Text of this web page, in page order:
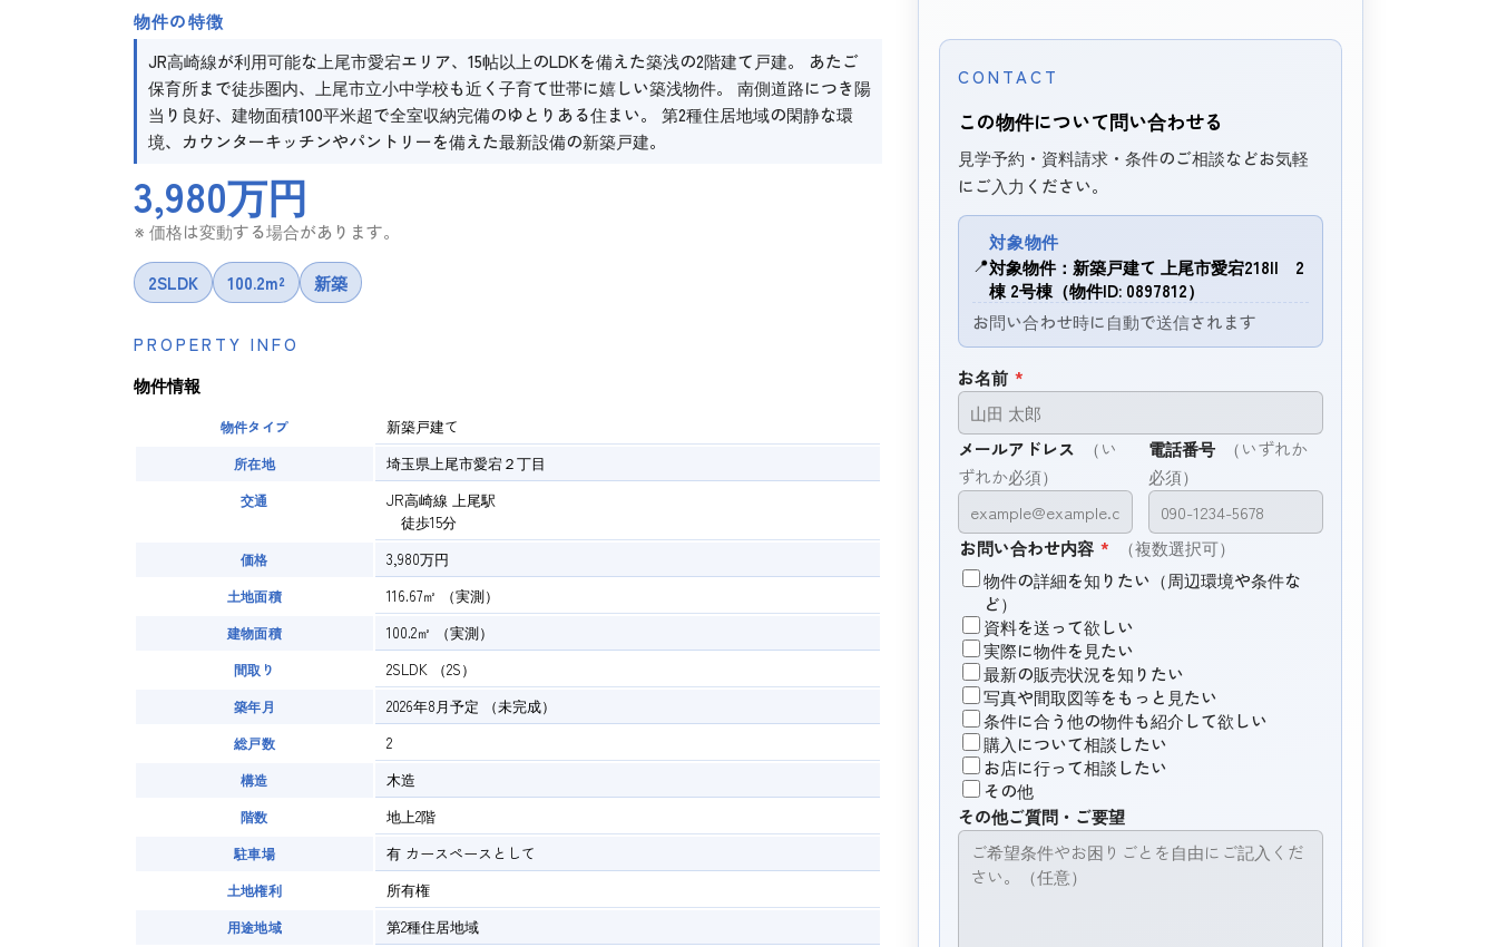
物件の特徴
JR高崎線が利用可能な上尾市愛宕エリア、15帖以上のLDKを備えた築浅の2階建て戸建。 あたご
保育所まで徒歩圏内、上尾市立小中学校も近く子育て世帯に嬉しい築浅物件。 南側道路につき陽
当り良好、建物面積100平米超で全室収納完備のゆとりある住まい。 第2種住居地域の閑静な環
境、カウンターキッチンやパントリーを備えた最新設備の新築戸建。
3,980万円
※ 価格は変動する場合があります。
2SLDK 100.2m² 新築
PROPERTY INFO
物件情報
物件タイプ 新築戸建て
所在地 埼玉県上尾市愛宕２丁目
交通
JR高崎線 上尾駅
徒歩15分
価格 3,980万円
土地面積 116.67㎡ （実測）
建物面積 100.2㎡ （実測）
間取り 2SLDK （2S）
築年月 2026年8月予定 （未完成）
総戸数 2
構造 木造
階数 地上2階
駐車場 有 カースペースとして
土地権利 所有権
用途地域 第2種住居地域
CONTACT
この物件について問い合わせる
見学予約・資料請求・条件のご相談などお気軽
にご入力ください。
📍
対象物件
対象物件：新築戸建て 上尾市愛宕218II 2
棟 2号棟（物件ID: 0897812）
お問い合わせ時に自動で送信されます
お名前 *
メールアドレス
（い
ずれか必須）
電話番号
（いずれか
必須）
お問い合わせ内容 *
（複数選択可）
物件の詳細を知りたい（周辺環境や条件な
ど）
資料を送って欲しい
実際に物件を見たい
最新の販売状況を知りたい
写真や間取図等をもっと見たい
条件に合う他の物件も紹介して欲しい
購入について相談したい
お店に行って相談したい
その他
その他ご質問・ご要望